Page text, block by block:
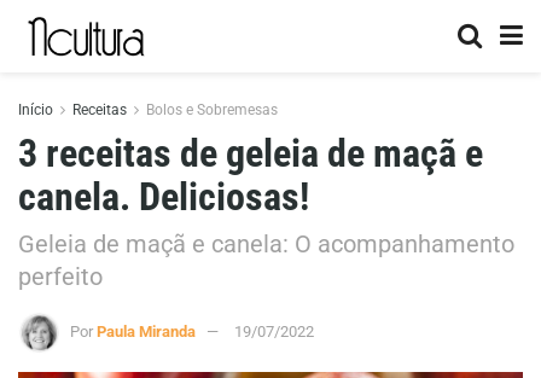
Início Receitas Bolos e Sobremesas
3 receitas de geleia de maçã e
canela. Deliciosas!
Geleia de maçã e canela: O acompanhamento
perfeito
Por Paula Miranda 19/07/2022